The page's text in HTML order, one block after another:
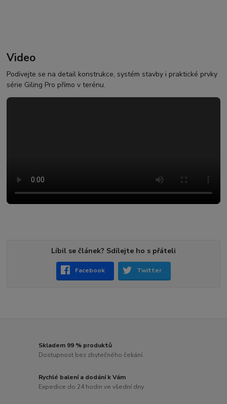
Video
Podívejte se na detail konstrukce, systém stavby i praktické prvky
série Giling Pro přímo v terénu.
Líbil se článek? Sdílejte ho s přáteli
Facebook Twitter
Skladem 99 % produktů
Dostupnost bez zbytečného čekání.
Rychlé balení a dodání k Vám
Expedice do 24 hodin ve všední dny